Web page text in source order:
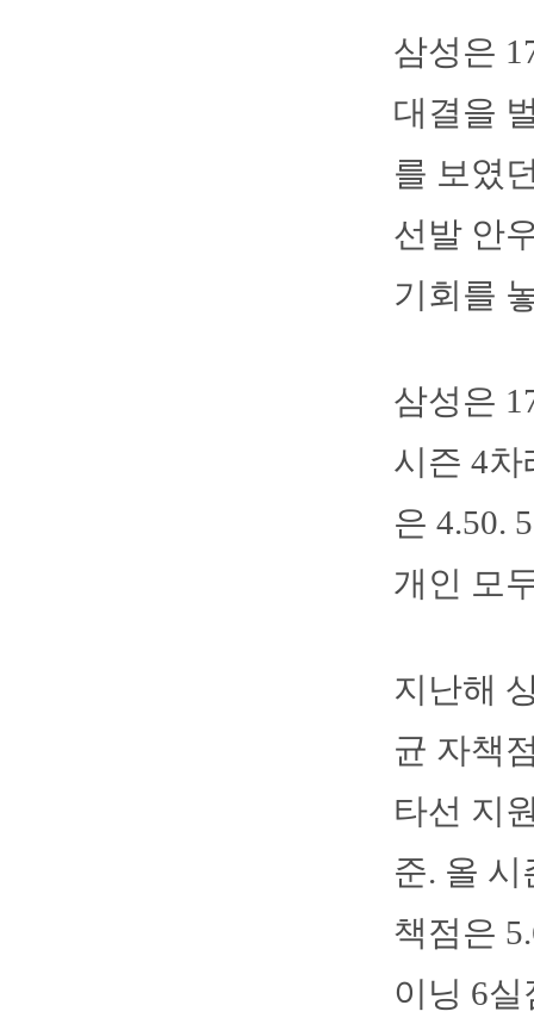
삼성은
대결을
를 보였
선발 안
기회를
삼성은
시즌 4
은 4.50.
개인 모
지난해
균 자책
타선 지
준. 올
책점은
이닝 6